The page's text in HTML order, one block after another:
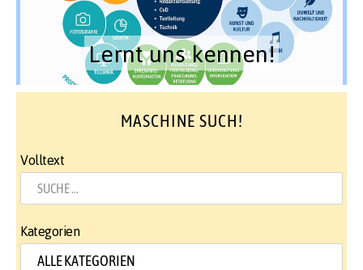
Lernt uns kennen!
MASCHINE SUCH!
Volltext
Kategorien